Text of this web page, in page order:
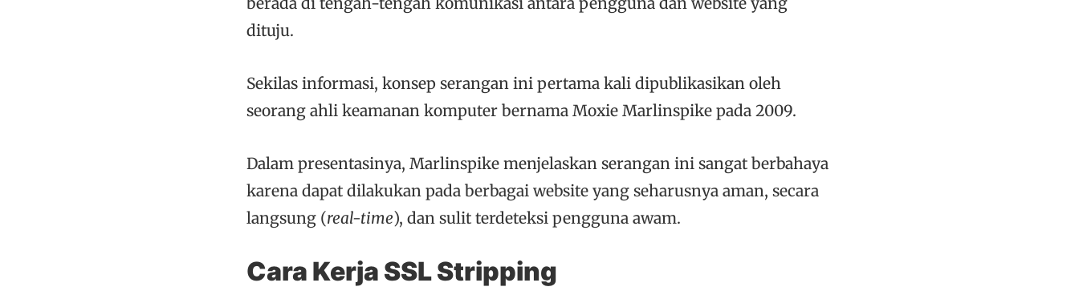
dituju.
Sekilas informasi, konsep serangan ini pertama kali dipublikasikan oleh
seorang ahli keamanan komputer bernama Moxie Marlinspike pada 2009.
Dalam presentasinya, Marlinspike menjelaskan serangan ini sangat berbahaya
karena dapat dilakukan pada berbagai website yang seharusnya aman, secara
langsung (real-time), dan sulit terdeteksi pengguna awam.
Cara Kerja SSL Stripping